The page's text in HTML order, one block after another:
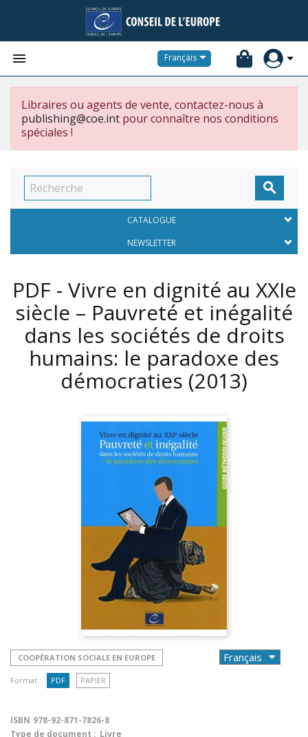
 Français
Libraires ou agents de vente, contactez-nous à
publishing@coe.int pour connaître nos conditions
spéciales !

CATALOGUE
NEWSLETTER
PDF - Vivre en dignité au XXIe
siècle – Pauvreté et inégalité
dans les sociétés de droits
humains: le paradoxe des
démocraties (2013)
COOPÉRATION SOCIALE EN EUROPE
Format : PDF PAPIER
ISBN 978-92-871-7826-8
Type de document : Livre